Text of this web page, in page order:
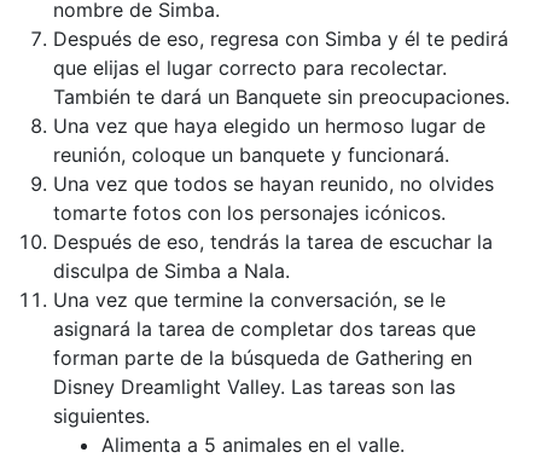
nombre de Simba.
Después de eso, regresa con Simba y él te pedirá
que elijas el lugar correcto para recolectar.
También te dará un Banquete sin preocupaciones.
Una vez que haya elegido un hermoso lugar de
reunión, coloque un banquete y funcionará.
Una vez que todos se hayan reunido, no olvides
tomarte fotos con los personajes icónicos.
Después de eso, tendrás la tarea de escuchar la
disculpa de Simba a Nala.
Una vez que termine la conversación, se le
asignará la tarea de completar dos tareas que
forman parte de la búsqueda de Gathering en
Disney Dreamlight Valley. Las tareas son las
siguientes.
Alimenta a 5 animales en el valle.